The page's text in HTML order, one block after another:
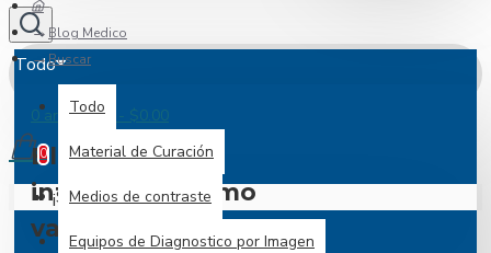
Todo
Todo
Material de Curación
Medios de contraste
Equipos de Diagnostico por Imagen
0 artículo(s) - $0.00
0
¡Su cesta está vacía!
Blog Medico
Buscar
Blog Medico -
intervencionismo
vascular